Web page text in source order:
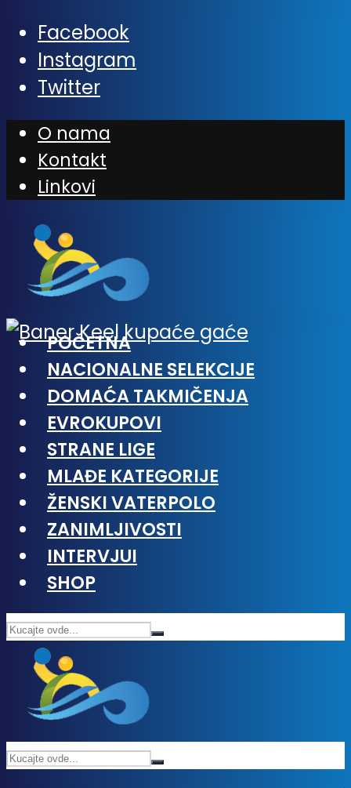
Facebook
Instagram
Twitter
O nama
Kontakt
Linkovi
POČETNA
NACIONALNE SELEKCIJE
DOMAĆA TAKMIČENJA
EVROKUPOVI
STRANE LIGE
MLAĐE KATEGORIJE
ŽENSKI VATERPOLO
ZANIMLJIVOSTI
INTERVJUI
SHOP